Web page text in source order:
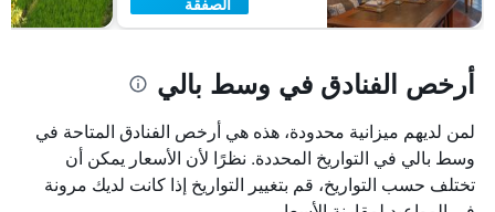
أرخص الفنادق في وسط بالي
لمن لديهم ميزانية محدودة، هذه هي أرخص الفنادق المتاحة في
وسط بالي في التواريخ المحددة. نظرًا لأن الأسعار يمكن أن
تختلف حسب التواريخ، قم بتغيير التواريخ إذا كانت لديك مرونة